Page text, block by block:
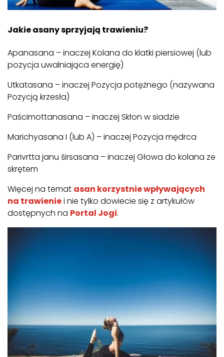
Jakie asany sprzyjają trawieniu?
Apanasana – inaczej Kolana do klatki piersiowej (lub
pozycja uwalniająca energię)
Utkatasana – inaczej Pozycja potężnego (nazywana
Pozycją krzesła)
Paścimottanasana – inaczej Skłon w siadzie
Marichyasana I (lub A) – inaczej Pozycja mędrca
Parivrtta janu śirsasana – inaczej Głowa do kolana ze
skrętem
Więcej na temat asan korzystnie wpływających
na trawieniei nie tylko dowiecie się z artykułów
dostępnych na Portal Jogi.